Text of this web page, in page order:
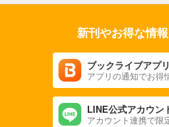
新刊やお得な情報
ブックライブアプリ
アプリの通知でお得
LINE公式アカウン
アカウント連携で限